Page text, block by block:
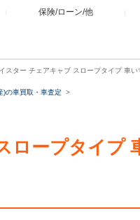
保険/ローン/他
スター チェアキャブ スロープタイプ 車
)の車買取・車査定
ロープタイプ